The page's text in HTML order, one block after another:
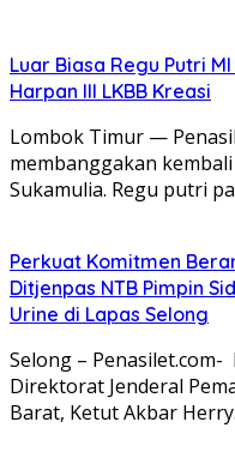
Luar Biasa Regu Putri
Harpan III LKBB Kreasi
Lombok Timur —
membanggakan
Sukamulia. Regu putri
Perkuat Komitmen
Ditjenpas NTB Pimpin
Urine di Lapas Selong
Selong –
Direktorat Jenderal
Barat, Ketut Akbar